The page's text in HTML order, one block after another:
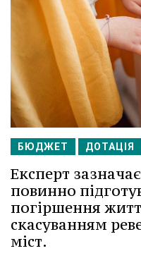
БЮДЖЕТ ДОТАЦІЯ
Експерт
повинно
погіршення
скасуванням
міст.